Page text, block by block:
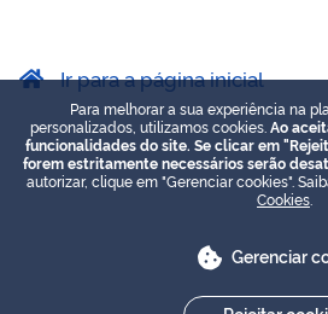
Ir para a página inicial
Para melhorar a sua experiência na
personalizados, utilizamos cookies. Ao
funcionalidades do site. Se clicar em
forem estritamente necessários serão
autorizar, clique em "Gerenciar cookies".
Cookies
Gerenciar